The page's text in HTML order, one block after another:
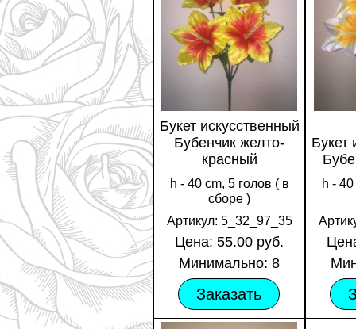
Букет искусственный
Бубенчик желто-
красный
h - 40 cm, 5 голов ( в
сборе )
Артикул: 5_32_97_35
Цена: 55.00 руб.
Минимально: 8
Заказать
Букет
h -